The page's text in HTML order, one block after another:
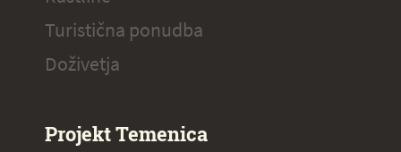
Turistična ponudba
Doživetja
Projekt Temenica